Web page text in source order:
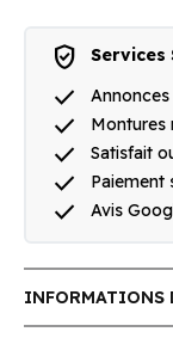
verified_user Services
done
done Montures
done Satisfait
done Paiement
done Avis
INFORMATIONS